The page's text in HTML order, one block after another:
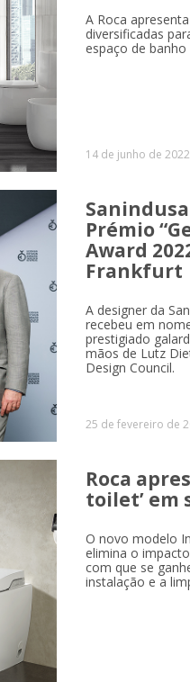
A Roca
diversificadas
espaço de
14 de junho de 2022
Prémio
Award
Frankfurt
A designer da
recebeu em
prestigiado
mãos de Lutz
Design Council.
25 de fevereiro de
Roca
toilet’ em
O novo modelo
elimina o
com que se
instalação e a